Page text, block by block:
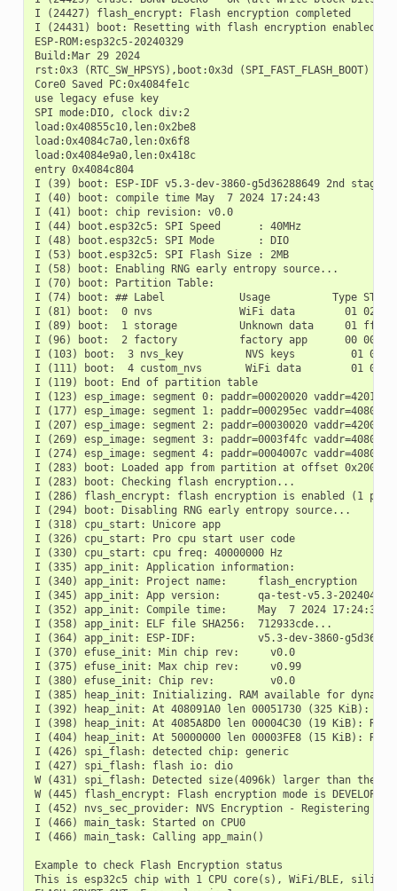
I (24427) flash_encrypt: Flash encryption completed
I (24431) boot: Resetting with flash encryption enabled...
ESP-ROM:esp32c5-20240329
Build:Mar 29 2024
rst:0x3 (RTC_SW_HPSYS),boot:0x3d (SPI_FAST_FLASH_BOOT)
Core0 Saved PC:0x4084fe1c
use legacy efuse key
SPI mode:DIO, clock div:2
load:0x40855c10,len:0x2be8
load:0x4084c7a0,len:0x6f8
load:0x4084e9a0,len:0x418c
entry 0x4084c804
I (39) boot: ESP-IDF v5.3-dev-3860-g5d36288649 2nd stage
I (40) boot: compile time May  7 2024 17:24:43
I (41) boot: chip revision: v0.0
I (44) boot.esp32c5: SPI Speed      : 40MHz
I (48) boot.esp32c5: SPI Mode       : DIO
I (53) boot.esp32c5: SPI Flash Size : 2MB
I (58) boot: Enabling RNG early entropy source...
I (70) boot: Partition Table:
I (74) boot: ## Label            Usage          Type ST
I (81) boot:  0 nvs              WiFi data        01 02
I (89) boot:  1 storage          Unknown data     01 ff
I (96) boot:  2 factory          factory app      00 00
I (103) boot:  3 nvs_key          NVS keys         01 04
I (111) boot:  4 custom_nvs       WiFi data        01 02
I (119) boot: End of partition table
I (123) esp_image: segment 0: paddr=00020020
I (177) esp_image: segment 1: paddr=000295ec
I (207) esp_image: segment 2: paddr=00030020
I (269) esp_image: segment 3: paddr=0003f4fc
I (274) esp_image: segment 4: paddr=0004007c
I (283) boot: Loaded app from partition at offset 0x20000
I (283) boot: Checking flash encryption...
I (286) flash_encrypt: flash encryption is enabled (1
I (294) boot: Disabling RNG early entropy source...
I (318) cpu_start: Unicore app
I (326) cpu_start: Pro cpu start user code
I (330) cpu_start: cpu freq: 40000000 Hz
I (335) app_init: Application information:
I (340) app_init: Project name:     flash_encryption
I (345) app_init: App version:      qa-test-v5.3-20240419-
I (352) app_init: Compile time:     May  7 2024 17:24:35
I (358) app_init: ELF file SHA256:  712933cde...
I (364) app_init: ESP-IDF:          v5.3-dev-3860-
I (370) efuse_init: Min chip rev:     v0.0
I (375) efuse_init: Max chip rev:     v0.99
I (380) efuse_init: Chip rev:         v0.0
I (385) heap_init: Initializing. RAM available for
I (392) heap_init: At 408091A0 len 00051730 (325 KiB): RAM
I (398) heap_init: At 4085A8D0 len 00004C30 (19 KiB): RAM
I (404) heap_init: At 50000000 len 00003FE8 (15 KiB):
I (426) spi_flash: detected chip: generic
I (427) spi_flash: flash io: dio
W (431) spi_flash: Detected size(4096k) larger than the
W (445) flash_encrypt: Flash encryption mode is
I (452) nvs_sec_provider: NVS Encryption - Registering
I (466) main_task: Started on CPU0
I (466) main_task: Calling app_main()
Example to check Flash Encryption status
This is esp32c5 chip with 1 CPU core(s), WiFi/BLE,